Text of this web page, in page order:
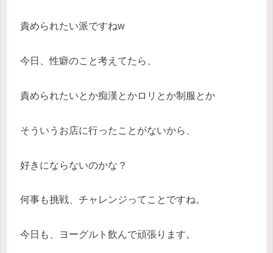
責められたい派ですねw
今日、性癖のこと考えてたら、
責められたいとか痴漢とかロリとか制服とか
そういうお店に行ったことがないから、
好きにならないのかな？
何事も挑戦、チャレンジってことですね。
今日も、ヨーグルト飲んで頑張ります。